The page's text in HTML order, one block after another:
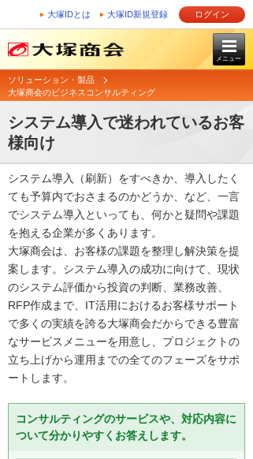
大塚IDとは 大塚ID新規登録 ログイン
メニュー
ソリューション・製品
大塚商会のビジネスコンサルティング
システム導入で迷われているお客
様向け
システム導入（刷新）をすべきか、導入したく
ても予算内でおさまるのかどうか、など、一言
でシステム導入といっても、何かと疑問や課題
を抱える企業が多くあります。
大塚商会は、お客様の課題を整理し解決策を提
案します。システム導入の成功に向けて、現状
のシステム評価から投資の判断、業務改善、
RFP作成まで、IT活用におけるお客様サポート
で多くの実績を誇る大塚商会だからできる豊富
なサービスメニューを用意し、プロジェクトの
立ち上げから運用までの全てのフェーズをサポ
ートします。
コンサルティングのサービスや、対応内容に
ついて分かりやすくお答えします。